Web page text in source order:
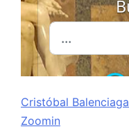
Cristóbal Balenciaga
Zoomin